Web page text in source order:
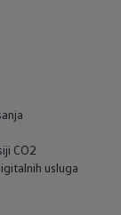
CO2
usluga